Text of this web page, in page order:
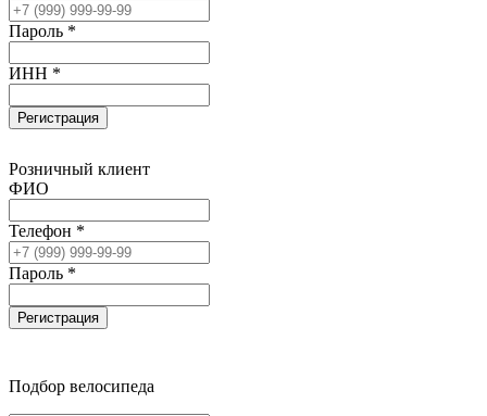
Пароль *
ИНН *
Регистрация
Розничный клиент
ФИО
Телефон *
Пароль *
Регистрация
Подбор велосипеда